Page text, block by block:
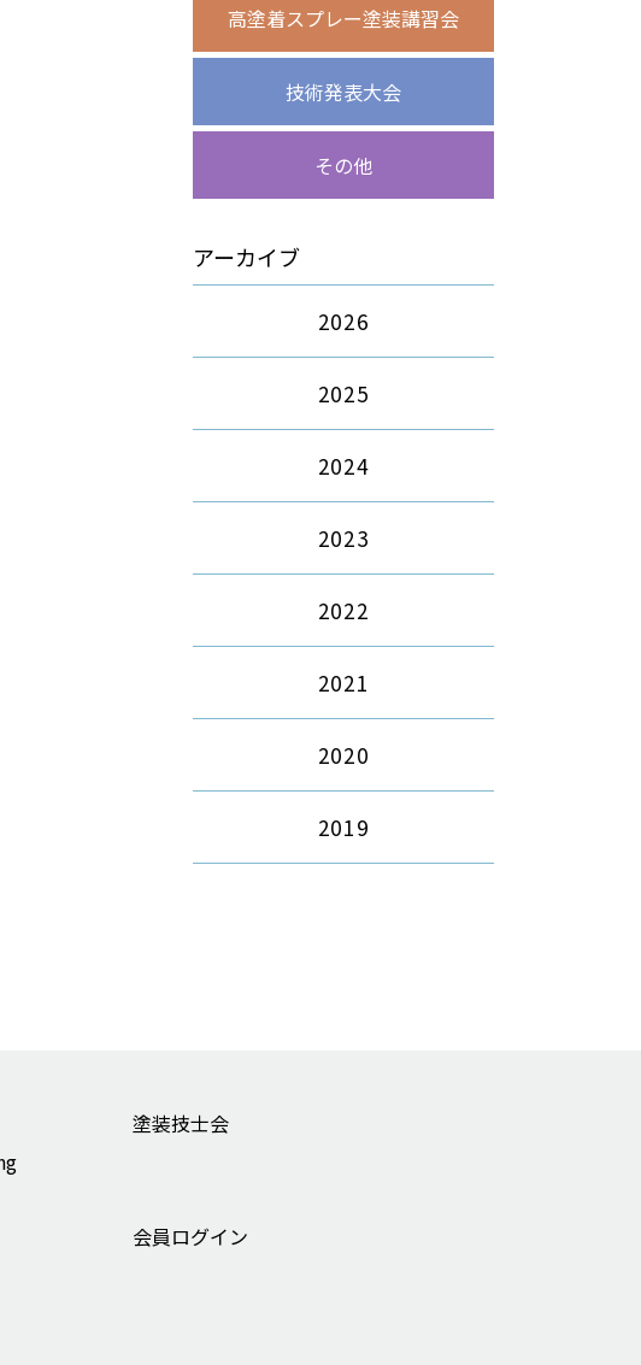
高塗着スプレー塗装講習会
技術発表大会
その他
アーカイブ
2026
2025
2024
2023
2022
2021
2020
2019
塗装技士会
会員ログイン